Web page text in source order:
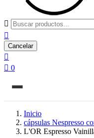


Cancelar

 0
Inicio
cápsulas Nespresso
L'OR Espresso